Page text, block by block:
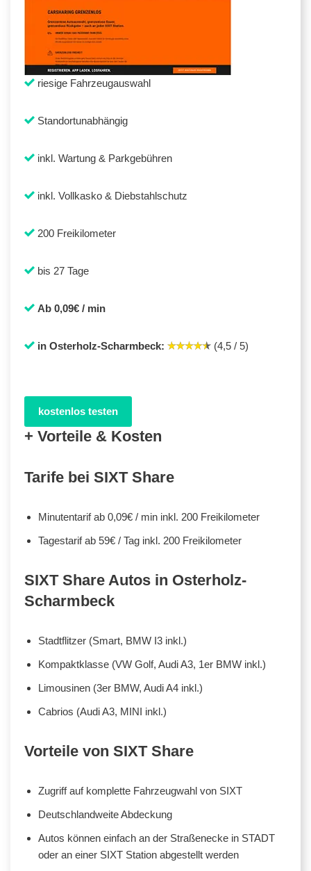
riesige Fahrzeugauswahl
Standortunabhängig
inkl. Wartung & Parkgebühren
inkl. Vollkasko & Diebstahlschutz
200 Freikilometer
bis 27 Tage
Ab 0,09€ / min
in Osterholz-Scharmbeck: (4,5 / 5)
kostenlos testen
+ Vorteile & Kosten
Tarife bei SIXT Share
Minutentarif ab 0,09€ / min inkl. 200 Freikilometer
Tagestarif ab 59€ / Tag inkl. 200 Freikilometer
SIXT Share Autos in Osterholz-
Scharmbeck
Stadtflitzer (Smart, BMW I3 inkl.)
Kompaktklasse (VW Golf, Audi A3, 1er BMW inkl.)
Limousinen (3er BMW, Audi A4 inkl.)
Cabrios (Audi A3, MINI inkl.)
Vorteile von SIXT Share
Zugriff auf komplette Fahrzeugwahl von SIXT
Deutschlandweite Abdeckung
Autos können einfach an der Straßenecke in STADT
oder an einer SIXT Station abgestellt werden